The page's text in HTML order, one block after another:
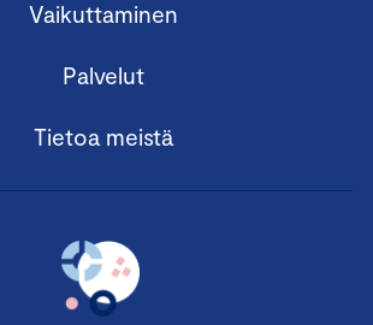
Vaikuttaminen
Palvelut
Tietoa meistä